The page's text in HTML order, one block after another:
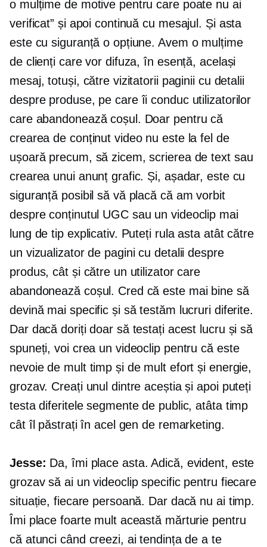
o mulțime de motive pentru care poate nu ai
verificat” și apoi continuă cu mesajul. Și asta
este cu siguranță o opțiune. Avem o mulțime
de clienți care vor difuza, în esență, același
mesaj, totuși, către vizitatorii paginii cu detalii
despre produse, pe care îi conduc utilizatorilor
care abandonează coșul. Doar pentru că
crearea de conținut video nu este la fel de
ușoară precum, să zicem, scrierea de text sau
crearea unui anunț grafic. Și, așadar, este cu
siguranță posibil să vă placă că am vorbit
despre conținutul UGC sau un videoclip mai
lung de tip explicativ. Puteți rula asta atât către
un vizualizator de pagini cu detalii despre
produs, cât și către un utilizator care
abandonează coșul. Cred că este mai bine să
devină mai specific și să testăm lucruri diferite.
Dar dacă doriți doar să testați acest lucru și să
spuneți, voi crea un videoclip pentru că este
nevoie de mult timp și de mult efort și energie,
grozav. Creați unul dintre aceștia și apoi puteți
testa diferitele segmente de public, atâta timp
cât îl păstrați în acel gen de remarketing.
Jesse: Da, îmi place asta. Adică, evident, este
grozav să ai un videoclip specific pentru fiecare
situație, fiecare persoană. Dar dacă nu ai timp.
Îmi place foarte mult această mărturie pentru
că atunci când creezi, ai tendința de a te